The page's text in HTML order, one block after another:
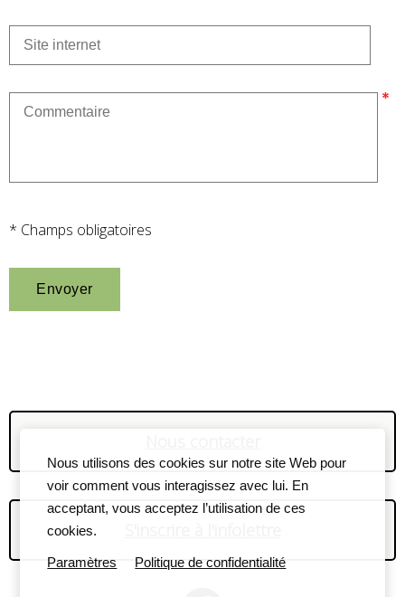
* Champs obligatoires
Nous utilisons des cookies sur notre site Web pour
voir comment vous interagissez avec lui. En
acceptant, vous acceptez l’utilisation de ces
cookies.
Paramètres Politique de confidentialité